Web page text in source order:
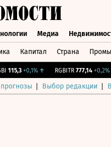
Медиа
Капитал Страна
115,3 +0,1%↑ RGBITR 777,14 +0,2%
Выбор редакции